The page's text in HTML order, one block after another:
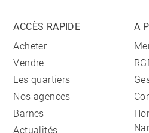
ACCÈS RAPIDE
Acheter
Vendre
Les quartiers
Nos agences
Barnes
Actualités
A